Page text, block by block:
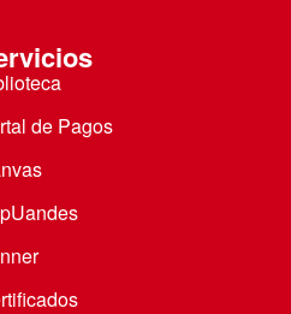
de Pagos